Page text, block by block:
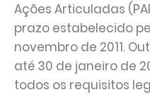
Ações Articuladas
prazo estabelecido
novembro de 2011.
até 30 de janeiro de
todos os requisitos